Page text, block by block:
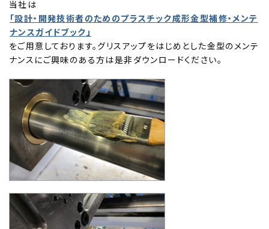
当社は
「設計・開発技術者のためのプラスチック成形金型補修・メンテ
ナンスガイドブック」
をご用意しております。グリスアップをはじめとした金型のメンテ
ナンスにご興味のある方は是非ダウンロードください。